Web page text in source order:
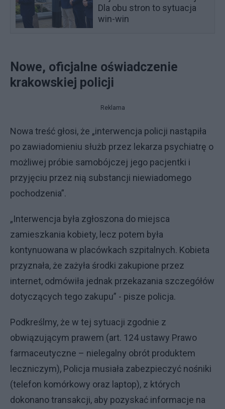
Dla obu stron to sytuacja
win-win
Nowe, oficjalne oświadczenie
krakowskiej policji
Reklama
Nowa treść głosi, że „interwencja policji nastąpiła
po zawiadomieniu służb przez lekarza psychiatrę o
możliwej próbie samobójczej jego pacjentki i
przyjęciu przez nią substancji niewiadomego
pochodzenia”.
„Interwencja była zgłoszona do miejsca
zamieszkania kobiety, lecz potem była
kontynuowana w placówkach szpitalnych. Kobieta
przyznała, że zażyła środki zakupione przez
internet, odmówiła jednak przekazania szczegółów
dotyczących tego zakupu” - pisze policja.
Podkreślmy, że w tej sytuacji zgodnie z
obwiązującym prawem (art. 124 ustawy Prawo
farmaceutyczne – nielegalny obrót produktem
leczniczym), Policja musiała zabezpieczyć nośniki
(telefon komórkowy oraz laptop), z których
dokonano transakcji, aby pozyskać informacje na